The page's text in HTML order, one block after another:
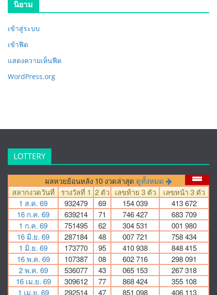
นิยาม
เข้าสู่ระบบ
เข้าฟีด
แสดงความเห็นฟีด
WordPress.org
LOTTERY